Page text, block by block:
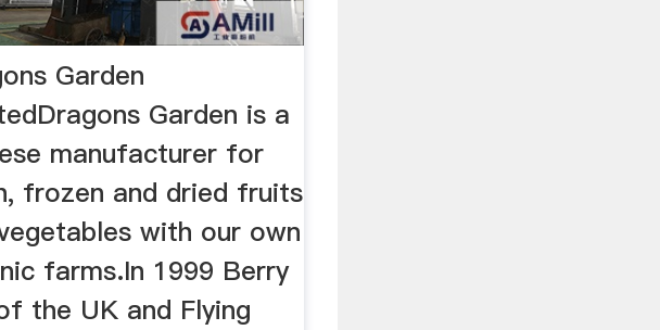
Garden
Garden is a
manufacturer for
frozen and dried fruits
with our own
farms.In 1999 Berry
the UK and Flying